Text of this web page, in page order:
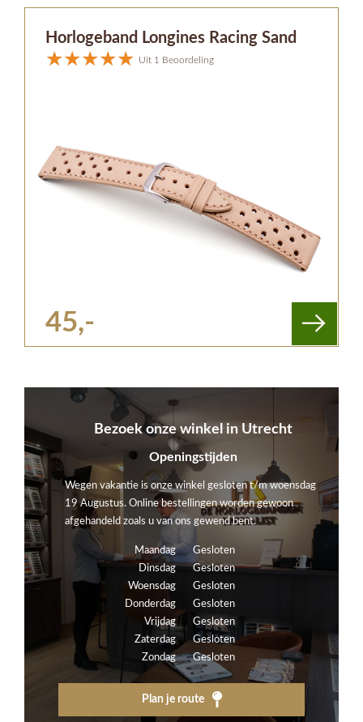
Horlogeband Longines Racing Sand
Uit 1 Beoordeling
45,-
Bezoek onze winkel in Utrecht
Openingstijden
Wegen vakantie is onze winkel gesloten t/m woensdag
19 Augustus. Online bestellingen worden gewoon
afgehandeld zoals u van ons gewend bent.
Maandag
Gesloten
Dinsdag
Gesloten
Woensdag
Gesloten
Donderdag
Gesloten
Vrijdag
Gesloten
Zaterdag
Gesloten
Zondag
Gesloten
Plan je route